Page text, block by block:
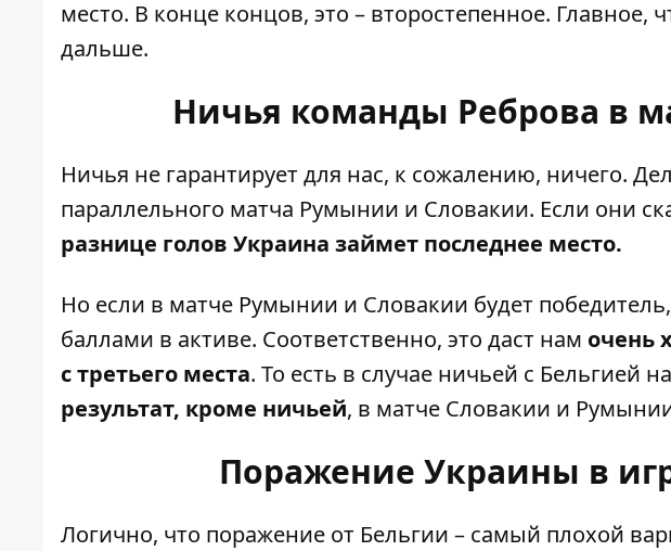
место. В конце концов, это – второстепенное. Главное,
дальше.
Ничья команды Реброва в
Ничья не гарантирует для нас, к сожалению, ничего.
параллельного матча Румынии и Словакии. Если они
разнице голов Украина займет последнее место.
Но если в матче Румынии и Словакии будет
баллами в активе. Соответственно, это даст нам очень
с третьего места. То есть в случае ничьей с Бельгией
результат, кроме ничьей, в матче Словакии и
Поражение Украины в
Логично, что поражение от Бельгии – самый плохой